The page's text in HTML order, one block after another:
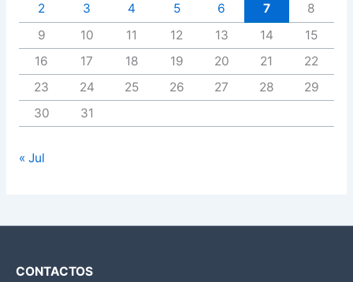
2
3 4 5 6 7
8
9
10 11 12 13 14
15
16
17 18 19 20 21
22
23
24 25 26 27 28
29
30
31
« Jul
CONTACTOS